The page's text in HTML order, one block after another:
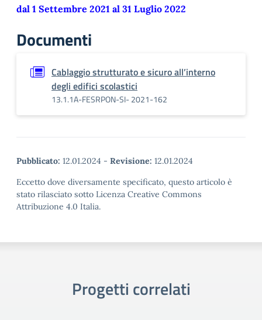
dal 1 Settembre 2021 al 31 Luglio 2022
Documenti
Cablaggio strutturato e sicuro all’interno
degli edifici scolastici
13.1.1A-FESRPON-SI- 2021-162
Pubblicato: 12.01.2024 - Revisione: 12.01.2024
Eccetto dove diversamente specificato, questo articolo è
stato rilasciato sotto Licenza Creative Commons
Attribuzione 4.0 Italia.
Progetti correlati